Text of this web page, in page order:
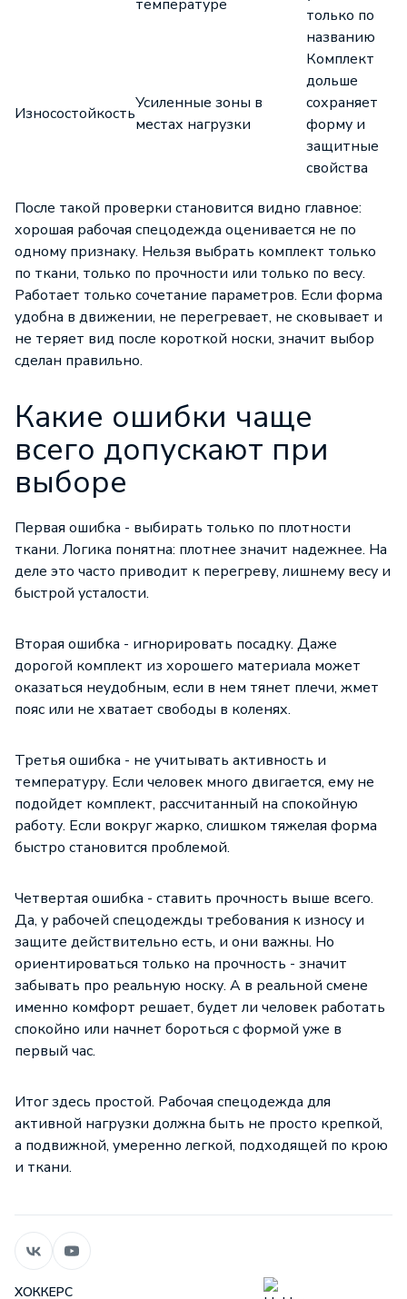
температуре
только по
названию
Износостойкость
Усиленные зоны в
местах нагрузки
Комплект
дольше
сохраняет
форму и
защитные
свойства
После такой проверки становится видно главное:
хорошая рабочая спецодежда оценивается не по
одному признаку. Нельзя выбрать комплект только
по ткани, только по прочности или только по весу.
Работает только сочетание параметров. Если форма
удобна в движении, не перегревает, не сковывает и
не теряет вид после короткой носки, значит выбор
сделан правильно.
Какие ошибки чаще
всего допускают при
выборе
Первая ошибка - выбирать только по плотности
ткани. Логика понятна: плотнее значит надежнее. На
деле это часто приводит к перегреву, лишнему весу и
быстрой усталости.
Вторая ошибка - игнорировать посадку. Даже
дорогой комплект из хорошего материала может
оказаться неудобным, если в нем тянет плечи, жмет
пояс или не хватает свободы в коленях.
Третья ошибка - не учитывать активность и
температуру. Если человек много двигается, ему не
подойдет комплект, рассчитанный на спокойную
работу. Если вокруг жарко, слишком тяжелая форма
быстро становится проблемой.
Четвертая ошибка - ставить прочность выше всего.
Да, у рабочей спецодежды требования к износу и
защите действительно есть, и они важны. Но
ориентироваться только на прочность - значит
забывать про реальную носку. А в реальной смене
именно комфорт решает, будет ли человек работать
спокойно или начнет бороться с формой уже в
первый час.
Итог здесь простой. Рабочая спецодежда для
активной нагрузки должна быть не просто крепкой,
а подвижной, умеренно легкой, подходящей по крою
и ткани.
ХОККЕРС